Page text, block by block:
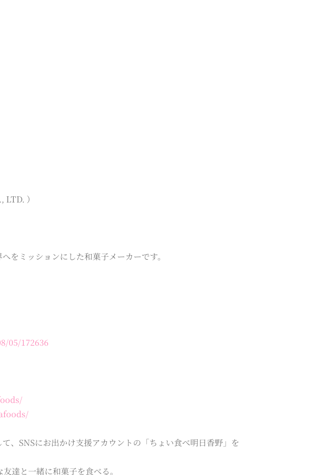
）
をミッションにした和菓子メーカーです。
05/172636
、SNSにお出かけ支援アカウントの「ちょい食べ明日香野」を
達と一緒に和菓子を食べる。